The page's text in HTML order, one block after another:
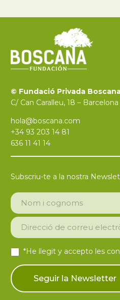
© Fundació Privada
C/ Can Caralleu, 18 – Barcelona
hola@boscana.com
+34 93 203 14 81
636 11 41 14
Subscriu-te a la nostra
*He llegit y accepto les